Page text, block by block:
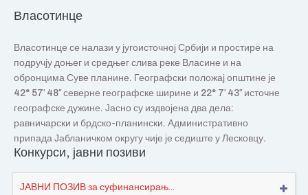
Власотинце
Власотинце се налази у југоисточној Србији и простире на
подручју доњег и средњег слива реке Власине и на
обронцима Суве планине. Географски положај општине је
42° 57′ 48″ северне географске ширине и 22° 7′ 43″ источне
географске дужине. Јасно су издвојена два дела:
равничарски и брдско-планински. Административно
припада Јабланичком округу чије је седиште у Лесковцу.
Конкурси, јавни позиви
ЈАВНИ ПОЗИВ за суфинансирањ...